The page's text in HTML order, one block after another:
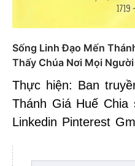
Sống Linh Đạo Mến
Thấy Chúa Nơi Mọi Người
Thực hiện: Ban
Thánh Giá Huế Chia
Linkedin Pinterest